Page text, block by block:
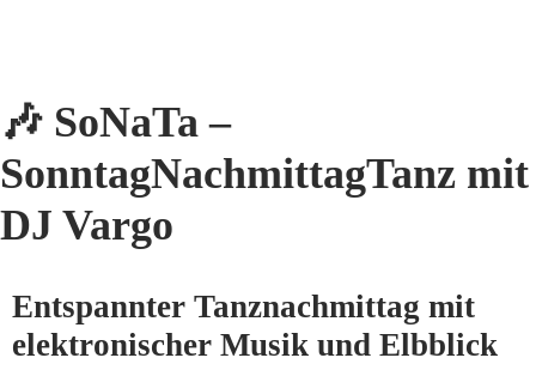
🎶 SoNaTa –
SonntagNachmittagTanz mit
DJ Vargo
Entspannter Tanznachmittag mit
elektronischer Musik und Elbblick